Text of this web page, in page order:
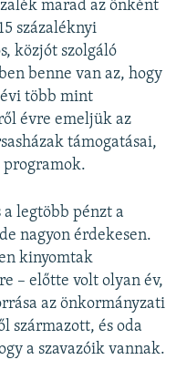
marad az önként
százaléknyi
közjót szolgáló
benne van az, hogy
több mint
évre emeljük az
támogatásai,
legtöbb pénzt a
nagyon érdekesen.
kinyomtak
– előtte volt olyan év,
az önkormányzati
származott, és oda
a szavazóik vannak.